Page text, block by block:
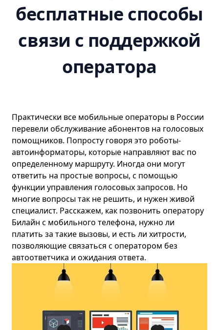
бесплатные способы
связи с поддержкой
оператора
Практически все мобильные операторы в России
перевели обслуживание абонентов на голосовых
помощников. Попросту говоря это роботы-
автоинформаторы, которые направляют вас по
определенному маршруту. Иногда они могут
ответить на простые вопросы, с помощью
функции управления голосовых запросов. Но
многие вопросы так не решить, и нужен живой
специалист. Расскажем, как позвонить оператору
Билайн с мобильного телефона, нужно ли
платить за такие вызовы, и есть ли хитрости,
позволяющие связаться с оператором без
автоответчика и ожидания ответа.